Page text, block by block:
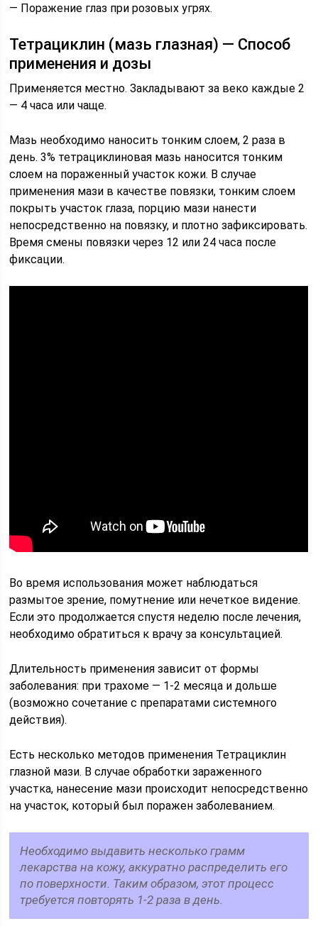
— Поражение глаз при розовых угрях.
Тетрациклин (мазь глазная) — Способ
применения и дозы
Применяется местно. Закладывают за веко каждые 2
— 4 часа или чаще.
Мазь необходимо наносить тонким слоем, 2 раза в
день. 3% тетрациклиновая мазь наносится тонким
слоем на пораженный участок кожи. В случае
применения мази в качестве повязки, тонким слоем
покрыть участок глаза, порцию мази нанести
непосредственно на повязку, и плотно зафиксировать.
Время смены повязки через 12 или 24 часа после
фиксации.
Во время использования может наблюдаться
размытое зрение, помутнение или нечеткое видение.
Если это продолжается спустя неделю после лечения,
необходимо обратиться к врачу за консультацией.
Длительность применения зависит от формы
заболевания: при трахоме — 1-2 месяца и дольше
(возможно сочетание с препаратами системного
действия).
Есть несколько методов применения Тетрациклин
глазной мази. В случае обработки зараженного
участка, нанесение мази происходит непосредственно
на участок, который был поражен заболеванием.
Необходимо выдавить несколько грамм
лекарства на кожу, аккуратно распределить его
по поверхности. Таким образом, этот процесс
требуется повторять 1-2 раза в день.